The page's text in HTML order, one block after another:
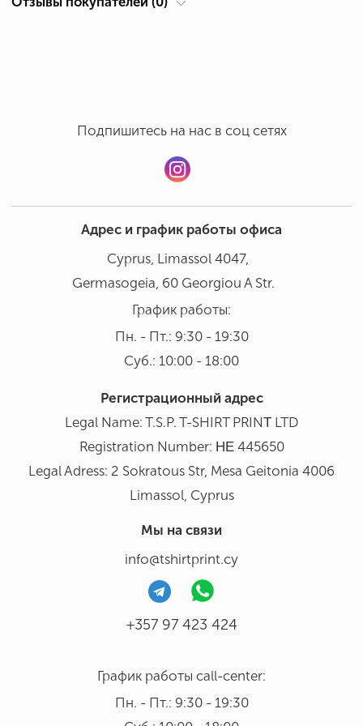
Суб.: 10:00 - 18:00
Подпишитесь на нас в соц сетях
Адрес и график работы офиса
Cyprus, Limassol 4047,
Germasogeia, 60 Georgiou A Str.
График работы:
Пн. - Пт.: 9:30 - 19:30
Суб.: 10:00 - 18:00
Регистрационный адрес
Legal Name: T.S.P. T-SHIRT PRINΤ LTD
Registration Number: ΗΕ 445650
Legal Adress: 2 Sokratous Str, Mesa Geitonia 4006
Limassol, Cyprus
Мы на связи
info@tshirtprint.cy
+357 97 423 424
График работы call-center:
Пн. - Пт.: 9:30 - 19:30